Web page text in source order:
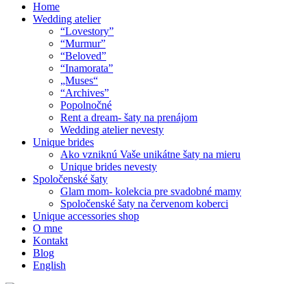
Home
Wedding atelier
“Lovestory”
“Murmur”
“Beloved”
“Inamorata”
„Muses“
“Archives”
Popolnočné
Rent a dream- šaty na prenájom
Wedding atelier nevesty
Unique brides
Ako vzniknú Vaše unikátne šaty na mieru
Unique brides nevesty
Spoločenské šaty
Glam mom- kolekcia pre svadobné mamy
Spoločenské šaty na červenom koberci
Unique accessories shop
O mne
Kontakt
Blog
English